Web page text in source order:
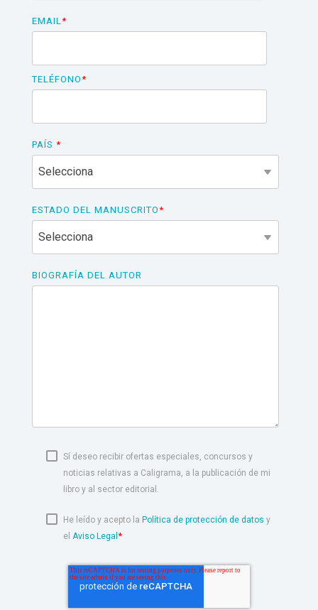
EMAIL*
TELÉFONO*
PAÍS *
ESTADO DEL MANUSCRITO*
BIOGRAFÍA DEL AUTOR
Sí deseo recibir ofertas especiales, concursos y
noticias relativas a Caligrama, a la publicación de mi
libro y al sector editorial.
He leído y acepto la Política de protección de datos y
el Aviso Legal *